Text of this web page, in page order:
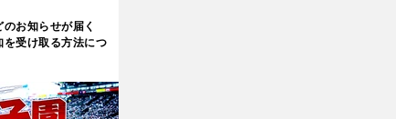
のお知らせが届く
を受け取る方法につ